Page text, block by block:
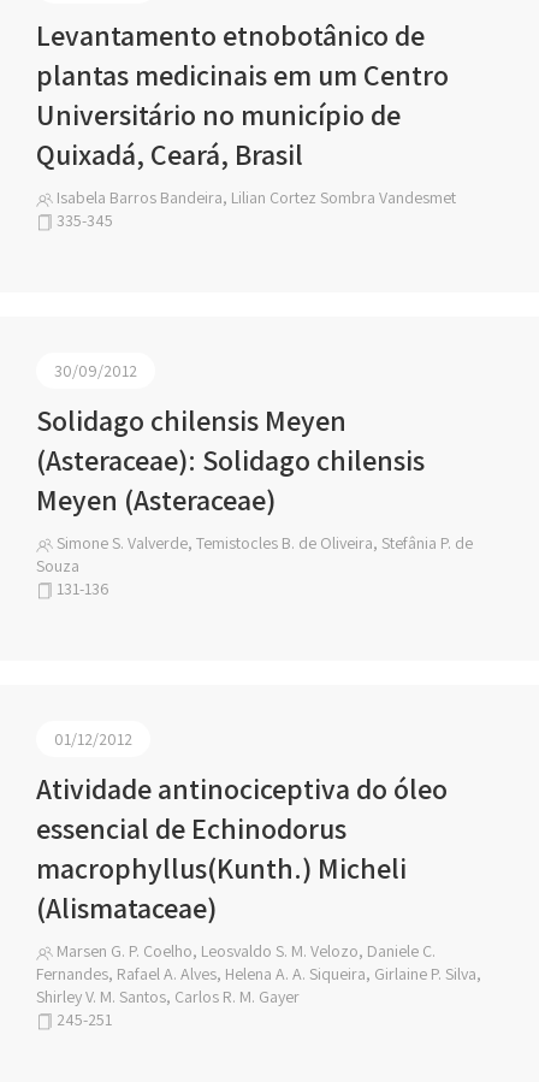
Levantamento etnobotânico de
plantas medicinais em um Centro
Universitário no município de
Quixadá, Ceará, Brasil
Isabela Barros Bandeira, Lilian Cortez Sombra Vandesmet
335-345
30/09/2012
Solidago chilensis Meyen
(Asteraceae): Solidago chilensis
Meyen (Asteraceae)
Simone S. Valverde, Temistocles B. de Oliveira, Stefânia P. de
Souza
131-136
01/12/2012
Atividade antinociceptiva do óleo
essencial de Echinodorus
macrophyllus(Kunth.) Micheli
(Alismataceae)
Marsen G. P. Coelho, Leosvaldo S. M. Velozo, Daniele C.
Fernandes, Rafael A. Alves, Helena A. A. Siqueira, Girlaine P. Silva,
Shirley V. M. Santos, Carlos R. M. Gayer
245-251